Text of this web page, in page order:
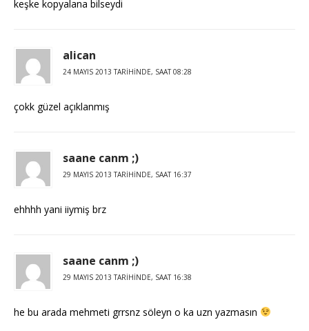
keşke kopyalana bilseydi
alican
24 MAYIS 2013 TARIHINDE, SAAT 08:28
çokk güzel açıklanmış
saane canm ;)
29 MAYIS 2013 TARIHINDE, SAAT 16:37
ehhhh yani iiymiş brz
saane canm ;)
29 MAYIS 2013 TARIHINDE, SAAT 16:38
he bu arada mehmeti grrsnz söleyn o ka uzn yazmasın